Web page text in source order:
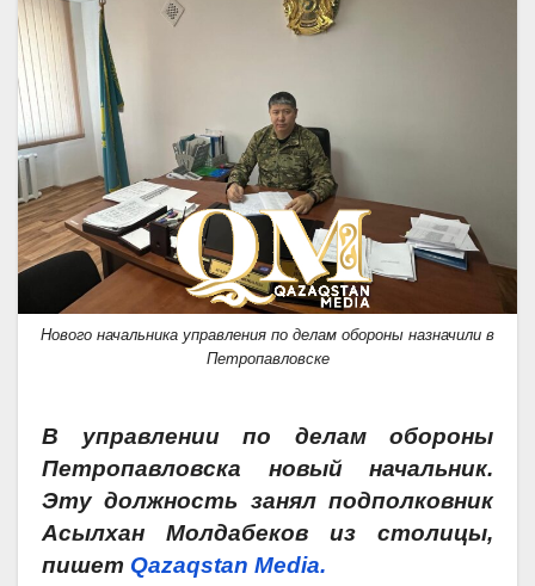
Нового начальника управления по делам обороны назначили в
Петропавловске
В управлении по делам обороны
Петропавловска новый начальник.
Эту должность занял подполковник
Асылхан Молдабеков из столицы,
пишет Qazaqstan Media.